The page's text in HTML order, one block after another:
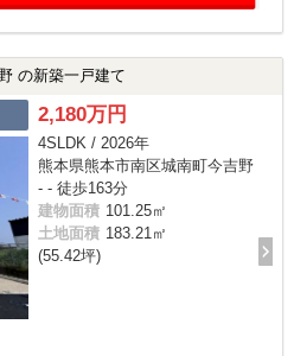
の新築一戸建て
2,180万円
4SLDK / 2026年
熊本県熊本市南区城南町今吉野
- - 徒歩163分
建物面積 101.25㎡
土地面積 183.21㎡
(55.42坪)